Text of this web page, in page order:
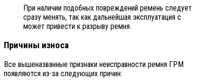
При наличии подобных повреждений ремень следует
сразу менять, так как дальнейшая эксплуатация с
может привести к разрыву ремня.
Причины износа
Все вышеназванные признаки неисправности ремня ГРМ
появляются из-за следующих причин: